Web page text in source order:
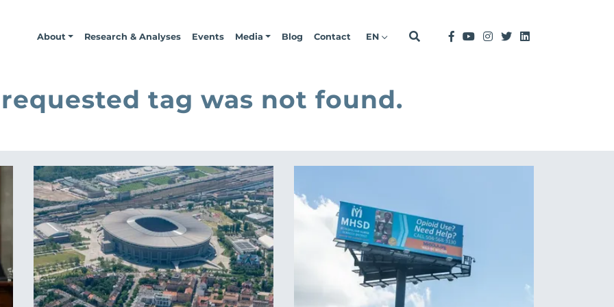
About Research & Analyses Events Media Blog Contact EN
tag was not found.